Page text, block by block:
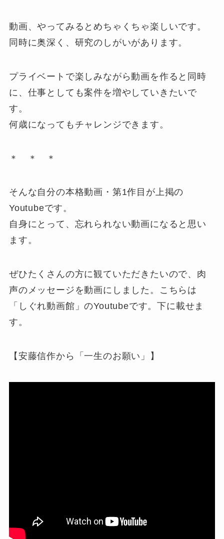
動画、やってみるとめちゃくちゃ楽しいです。
同時に奥深く、研究のしがいがあります。
プライベートで楽しみながら動画を作ると同時
に、仕事としても案件を増やしていきたいで
す。
何歳になってもチャレンジできます。
＊ ＊ ＊
そんな自分の本格動画・第1作目が上掲の
Youtubeです。
自身にとって、忘れられない動画になると思い
ます。
ぜひたくさんの方に観ていただきたいので、肉
声のメッセージを動画にしました。こちらは
「しぐれ動画館」のYoutubeです。下に載せま
す。
【安藤信作から「一生のお願い」】